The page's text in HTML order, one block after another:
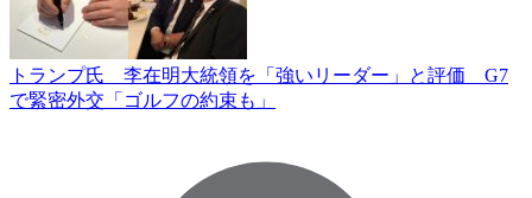
トランプ氏 李在明大統領を「強いリーダー」と評価 G7
で緊密外交「ゴルフの約束も」